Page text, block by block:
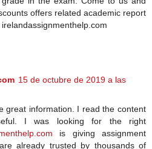
offers related academic report
15 de octubre de 2019 a las
great information. I read the content
I was looking for the right
is giving assignment
already trusted by thousands of